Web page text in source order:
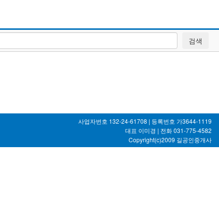
검색
사업자번호 132-24-61708 | 등록번호 가3644-1119
대표 이미경 | 전화 031-775-4582
Copyright(c)2009 길공인중개사